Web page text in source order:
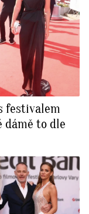
festivalem
dámě to dle